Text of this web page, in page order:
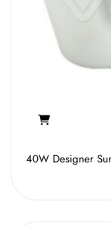
40W Designer